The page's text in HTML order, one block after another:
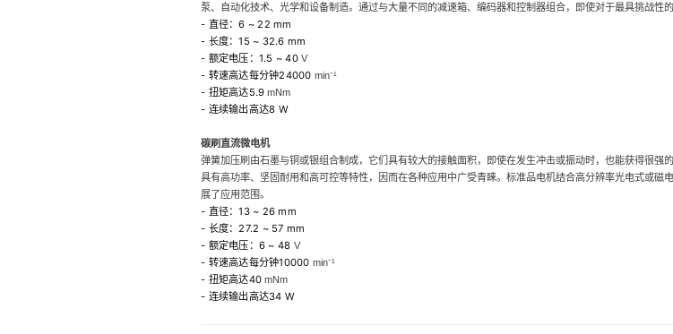
泵、自动化技术、光学和设备制造。 通过与大量不同的减速箱、编码器和控制器组合，即使对于最具挑战性
- 直径：6 ~ 22 mm
- 长度：15 ~ 32.6 mm
- 额定电压：1.5 ~ 40 V
- 转速高达每分钟24000 min⁻¹
- 扭矩高达5.9 mNm
- 连续输出高达8 W
碳刷直流微电机
弹簧加压刷由石墨与铜或银组合制成，它们具有较大的接触面积，即使在发生冲击或振动时，也能获得很强
具有高功率、坚固耐用和高可控等特性，因而在各种应用中广受青睐。标准品电机结合高分辨率光电式或
展了应用范围。
- 直径：13 ~ 26 mm
- 长度：27.2 ~ 57 mm
- 额定电压：6 ~ 48 V
- 转速高达每分钟10000 min⁻¹
- 扭矩高达40 mNm
- 连续输出高达34 W